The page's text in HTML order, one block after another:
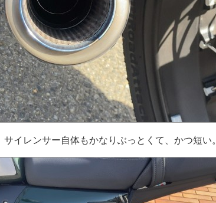
イレンサー自体もかなりぶっとくて、かつ短い。